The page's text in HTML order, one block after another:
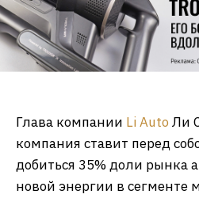
Глава компании Li AutoЛи
компания ставит перед
добиться 35% доли рынка
новой энергии в